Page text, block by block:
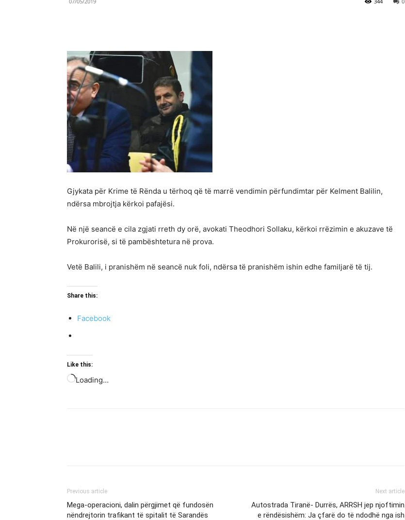
Gjykata për Krime të Rënda u tërhoq që të marrë vendimin përfundimtar për Kelment Balilin,
ndërsa mbrojtja kërkoi pafajësi.
Në një seancë e cila zgjati rreth dy orë, avokati Theodhori Sollaku, kërkoi rrëzimin e akuzave të
Prokurorisë, si të pambështetura në prova.
Vetë Balili, i pranishëm në seancë nuk foli, ndërsa të pranishëm ishin edhe familjarë të tij.
Share this:
Facebook
Like this:
Loading…
Previous article
Mega-operacioni, dalin përgjimet që fundosën
nëndrejtorin trafikant të spitalit të Sarandës
Next article
Autostrada Tiranë- Durrës, ARRSH jep njoftimin
e rëndësishëm: Ja çfarë do të ndodhë nga ish